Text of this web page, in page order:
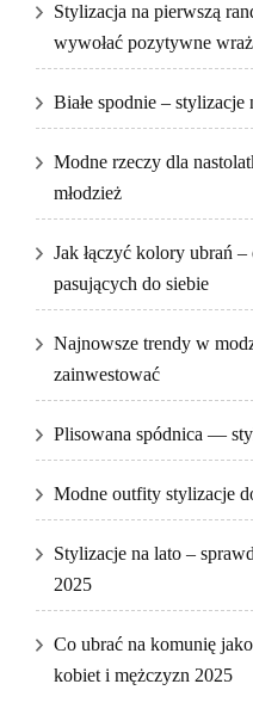
Stylizacja na pierwszą
wywołać pozytywne
Białe spodnie – stylizacje
Modne rzeczy dla
młodzież
Jak łączyć kolory ubrań
pasujących do siebie
Najnowsze trendy w
zainwestować
Plisowana spódnica —
Modne outfity stylizacje
Stylizacje na lato –
2025
Co ubrać na komunię
kobiet i mężczyzn 2025